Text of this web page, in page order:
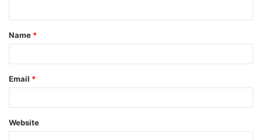
t
*
Name *
Email *
Website